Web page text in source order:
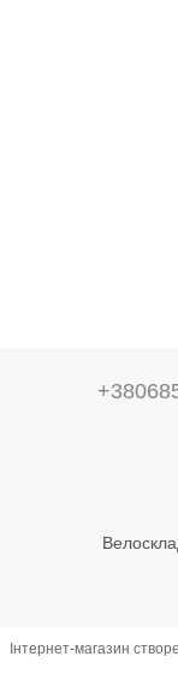
Інтернет-магазин